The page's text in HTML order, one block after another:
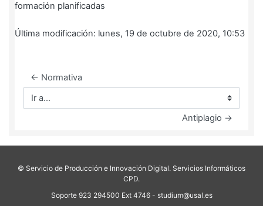
formación planificadas
Última modificación: lunes, 19 de octubre de 2020, 10:53
← Normativa
Ir a...
Antiplagio →
© Servicio de Producción e Innovación Digital. Servicios Informáticos
CPD.
Soporte 923 294500 Ext 4746 - studium@usal.es